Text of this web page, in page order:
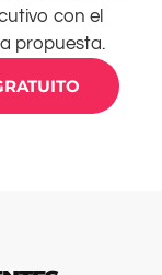
con el
propuesta.